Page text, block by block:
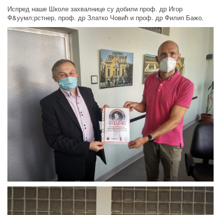
Испред наше Школе захвалнице су добили проф. др Игор
Ф&уумл;рстнер, проф. др Златко Човић и проф. др Филип Бажо.